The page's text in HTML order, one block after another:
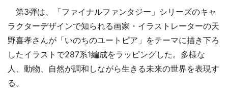
第3弾は、「ファイナルファンタジー」シリーズのキャ
ラクターデザインで知られる画家・イラストレーターの天
野喜孝さんが「いのちのユートピア」をテーマに描き下ろ
したイラストで287系1編成をラッピングした。多様な
人、動物、自然が調和しながら生きる未来の世界を表現す
る。